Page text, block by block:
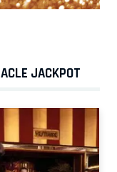
JACKPOT